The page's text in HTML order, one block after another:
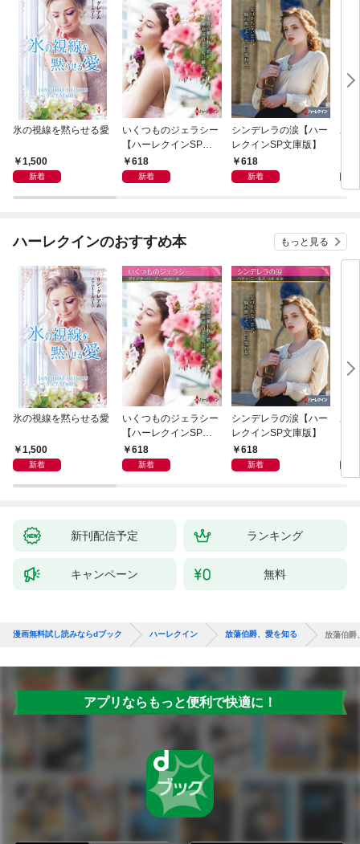
氷の視線を黙らせる愛
1,500
新着
いくつものジェラシー
【ハーレクインSP文
庫版】
618
新着
シンデレラの涙【ハー
レクインSP文庫版】
618
新着
レ
ク
ハーレクインのおすすめ本 もっと見る
氷の視線を黙らせる愛
1,500
新着
いくつものジェラシー
【ハーレクインSP文
庫版】
618
新着
シンデレラの涙【ハー
レクインSP文庫版】
618
新着
レ
ク
新刊配信予定 ランキング
キャンペーン 無料
漫画無料試し読みならdブック ハーレクイン 放蕩伯爵、愛を知る 放蕩伯爵
アプリならもっと便利で快適に！